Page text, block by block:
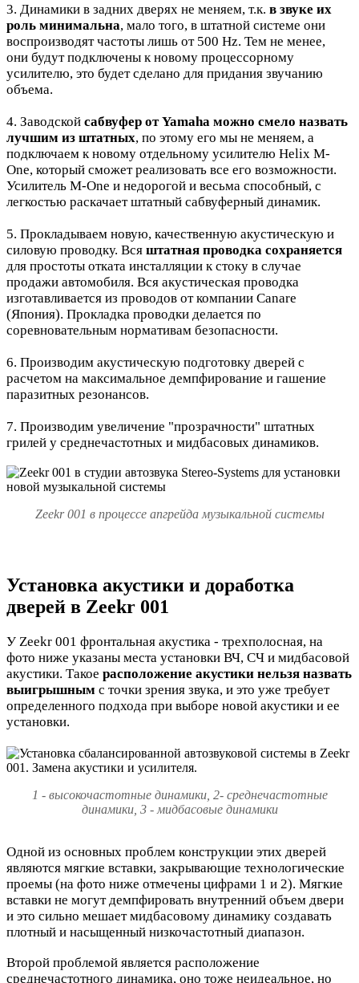
3. Динамики в задних дверях не меняем, т.к. в звуке их
роль минимальна, мало того, в штатной системе они
воспроизводят частоты лишь от 500 Hz. Тем не менее,
они будут подключены к новому процессорному
усилителю, это будет сделано для придания звучанию
объема.
4. Заводской сабвуфер от Yamaha можно смело назвать
лучшим из штатных, по этому его мы не меняем, а
подключаем к новому отдельному усилителю Helix M-
One, который сможет реализовать все его возможности.
Усилитель M-One и недорогой и весьма способный, с
легкостью раскачает штатный сабвуферный динамик.
5. Прокладываем новую, качественную акустическую и
силовую проводку. Вся штатная проводка сохраняется
для простоты отката инсталляции к стоку в случае
продажи автомобиля. Вся акустическая проводка
изготавливается из проводов от компании Canare
(Япония). Прокладка проводки делается по
соревновательным нормативам безопасности.
6. Производим акустическую подготовку дверей с
расчетом на максимальное демпфирование и гашение
паразитных резонансов.
7. Производим увеличение "прозрачности" штатных
грилей у среднечастотных и мидбасовых динамиков.
Zeekr 001 в процессе апгрейда музыкальной системы
Установка акустики и доработка
дверей в Zeekr 001
У Zeekr 001 фронтальная акустика - трехполосная, на
фото ниже указаны места установки ВЧ, СЧ и мидбасовой
акустики. Такое расположение акустики нельзя назвать
выигрышным с точки зрения звука, и это уже требует
определенного подхода при выборе новой акустики и ее
установки.
1 - высокочастотные динамики, 2- среднечастотные
динамики, 3 - мидбасовые динамики
Одной из основных проблем конструкции этих дверей
являются мягкие вставки, закрывающие технологические
проемы (на фото ниже отмечены цифрами 1 и 2). Мягкие
вставки не могут демпфировать внутренний объем двери
и это сильно мешает мидбасовому динамику создавать
плотный и насыщенный низкочастотный диапазон.
Второй проблемой является расположение
среднечастотного динамика, оно тоже неидеальное, но